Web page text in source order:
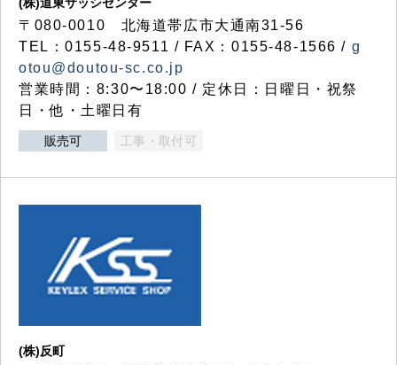
〒080-0010 北海道帯広市大通南31-56
TEL：0155-48-9511 / FAX：0155-48-1566 / g
otou@doutou-sc.co.jp
営業時間：8:30〜18:00 / 定休日：日曜日・祝祭
日・他・土曜日有
販売可 工事・取付可
(株)反町